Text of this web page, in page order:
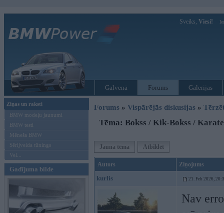
Sveiks, Viesi!
Galvenā Forums Galerijas
Ziņas un raksti
BMW modeļu jaunumi
BMW testi
Mēneša BMW
Sērijveida tūnings
Vel...
Gadījuma bilde
Forums » Vispārējās diskusijas »
Tēma: Bokss / Kik-Bokss /
Jauna tēma Atbildēt
Autors Ziņojums
kurlis 21. Feb 2026,
Nav